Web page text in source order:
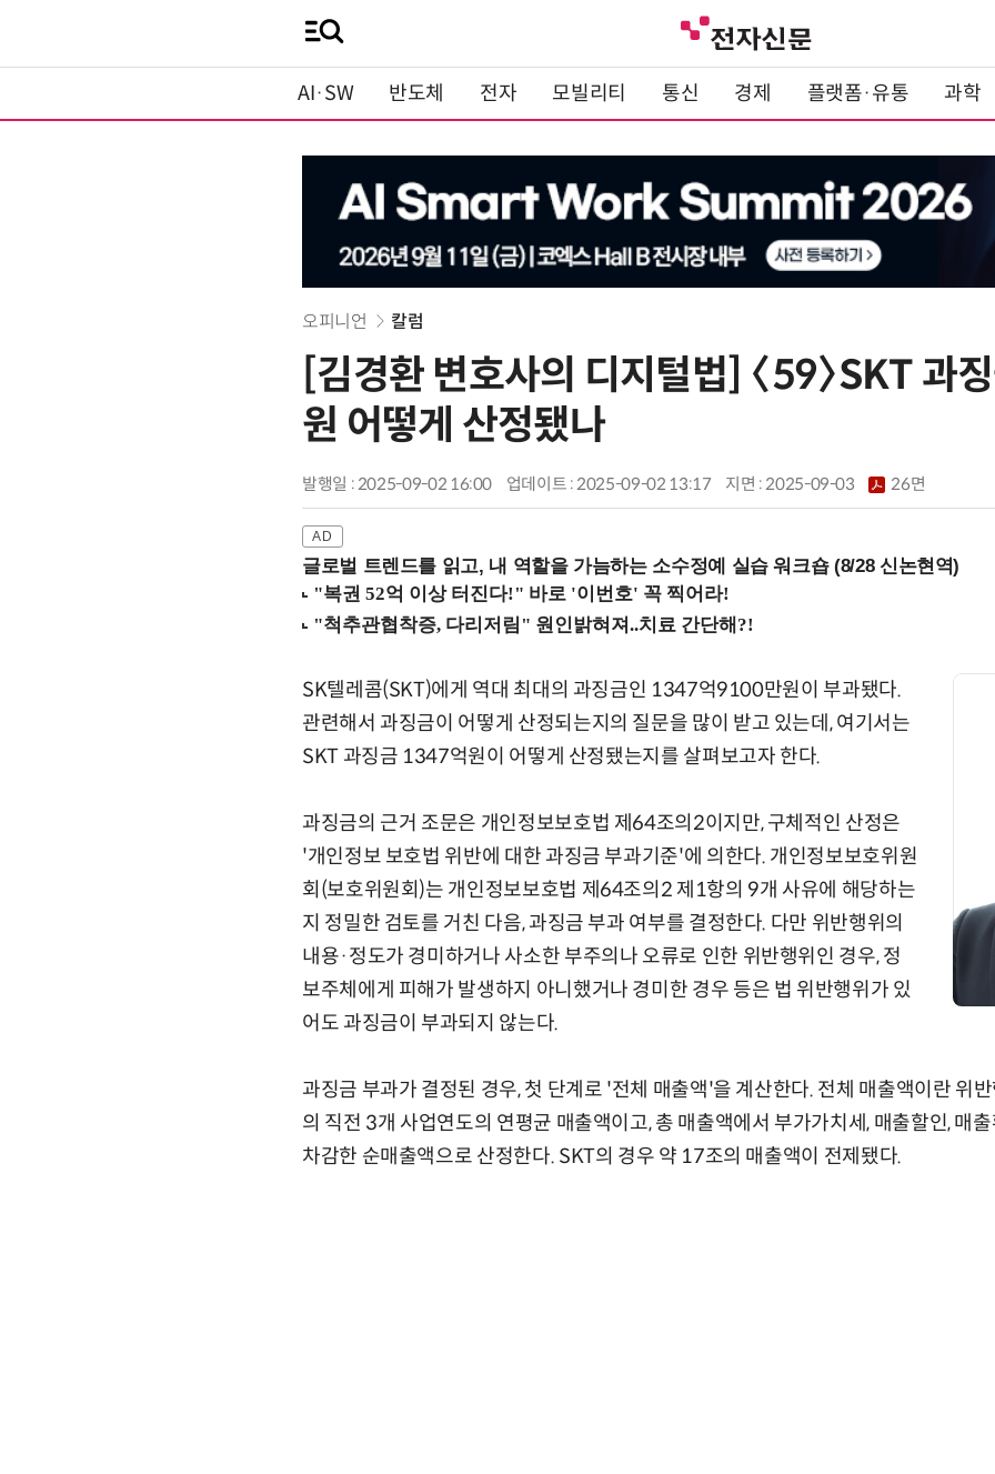
AI·SW 반도체 전자 모빌리티 통신 경제 플랫폼·유통 과학
오피니언 칼럼
[김경환 변호사의 디지털법] 〈59〉SKT 과
원 어떻게 산정됐나
발행일 : 2025-09-02 16:00 업데이트 : 2025-09-02 13:17 지면 :2025-09-03 26면
글로벌 트렌드를 읽고, 내 역할을 가늠하는 소수정예 실습 워크숍 (8/28 신논현역)
SK텔레콤(SKT)에게 역대 최대의 과징금인 1347억9100만원이 부과됐다.
관련해서 과징금이 어떻게 산정되는지의 질문을 많이 받고 있는데, 여기서는
SKT 과징금 1347억원이 어떻게 산정됐는지를 살펴보고자 한다.
과징금의 근거 조문은 개인정보보호법 제64조의2이지만, 구체적인 산정은
'개인정보 보호법 위반에 대한 과징금 부과기준'에 의한다. 개인정보보호위원
회(보호위원회)는 개인정보보호법 제64조의2 제1항의 9개 사유에 해당하는
지 정밀한 검토를 거친 다음, 과징금 부과 여부를 결정한다. 다만 위반행위의
내용·정도가 경미하거나 사소한 부주의나 오류로 인한 위반행위인 경우, 정
보주체에게 피해가 발생하지 아니했거나 경미한 경우 등은 법 위반행위가 있
어도 과징금이 부과되지 않는다.
과징금 부과가 결정된 경우, 첫 단계로 '전체 매출액'을 계산한다. 전체 매출액이란 위
의 직전 3개 사업연도의 연평균 매출액이고, 총 매출액에서 부가가치세, 매출할인, 매
차감한 순매출액으로 산정한다. SKT의 경우 약 17조의 매출액이 전제됐다.